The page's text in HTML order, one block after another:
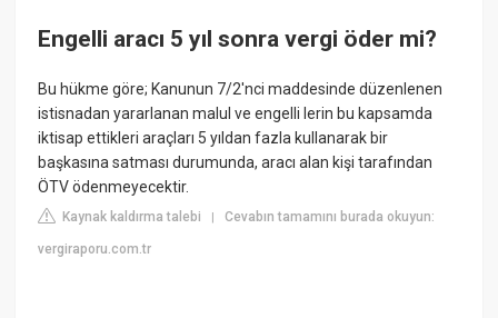
Engelli aracı 5 yıl sonra vergi öder mi?
Bu hükme göre; Kanunun 7/2'nci maddesinde düzenlenen
istisnadan yararlanan malul ve engelli lerin bu kapsamda
iktisap ettikleri araçları 5 yıldan fazla kullanarak bir
başkasına satması durumunda, aracı alan kişi tarafından
ÖTV ödenmeyecektir.
Kaynak kaldırma talebi |Cevabın tamamını burada okuyun:
vergiraporu.com.tr